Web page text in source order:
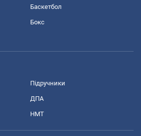
Баскетбол
Бокс
Підручники
ДПА
НМТ